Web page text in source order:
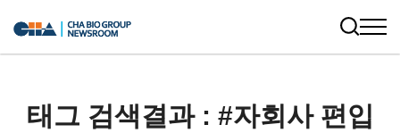
태그 검색결과 : #자회사 편입